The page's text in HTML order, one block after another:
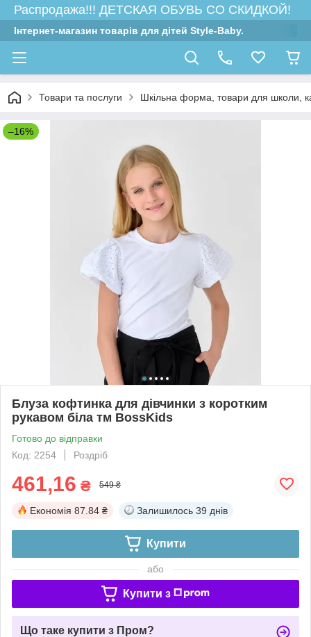
Распродажа!!! ДЕТСКАЯ ОБУВЬ СО СКИДКОЙ!
Інтернет-магазин товарів для дітей Style-Baby.
Товари та послуги Шкільна форма, товари для школи,
–16%
Блуза кофтинка для дівчинки з коротким
рукавом біла тм BossKids
Готово до відправки
Код: 2254
Роздріб
461,16 ₴ 549 ₴
Економія 87.84 ₴ Залишилось 39 днів
Купити
або
Купити з
Що таке купити з Пром?